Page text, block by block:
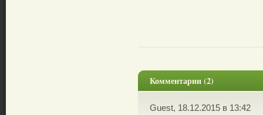
Комментарии (2)
Guest, 18.12.2015 в 13:42